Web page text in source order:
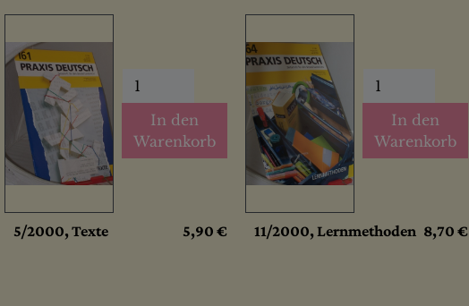
In den
Warenkorb
5/2000, Texte 5,90 €
In den
Warenkorb
11/2000, Lernmethoden 8,70 €